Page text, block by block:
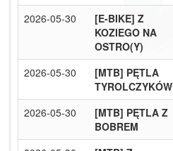
2026-05-30
[E-BIKE] Z
KOZIEGO NA
OSTRO(Y)
2026-05-30
[MTB] PĘTLA
TYROLCZYKÓW
2026-05-30
[MTB] PĘTLA Z
BOBREM